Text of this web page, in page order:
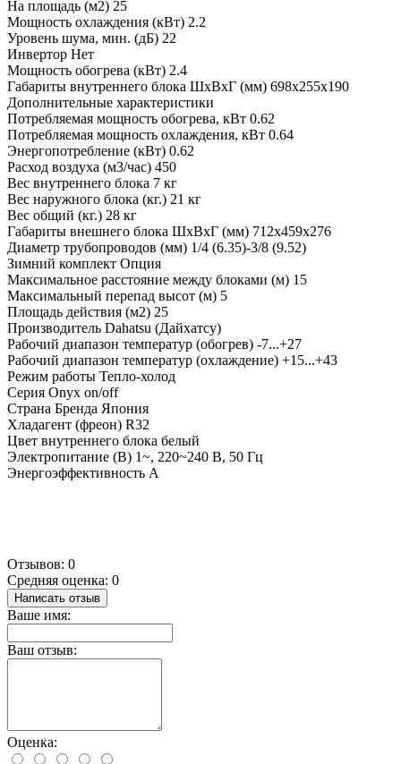
На площадь (м2) 25
Мощность охлаждения (кВт) 2.2
Уровень шума, мин. (дБ) 22
Инвертор Нет
Мощность обогрева (кВт) 2.4
Габариты внутреннего блока ШхВхГ (мм) 698x255x190
Дополнительные характеристики
Потребляемая мощность обогрева, кВт 0.62
Потребляемая мощность охлаждения, кВт 0.64
Энергопотребление (кВт) 0.62
Расход воздуха (м3/час) 450
Вес внутреннего блока 7 кг
Вес наружного блока (кг.) 21 кг
Вес общий (кг.) 28 кг
Габариты внешнего блока ШхВхГ (мм) 712x459x276
Диаметр трубопроводов (мм) 1/4 (6.35)-3/8 (9.52)
Зимний комплект Опция
Максимальное расстояние между блоками (м) 15
Максимальный перепад высот (м) 5
Площадь действия (м2) 25
Производитель Dahatsu (Дайхатсу)
Рабочий диапазон температур (обогрев) -7...+27
Рабочий диапазон температур (охлаждение) +15...+43
Режим работы Тепло-холод
Серия Onyx on/off
Страна Бренда Япония
Хладагент (фреон) R32
Цвет внутреннего блока белый
Электропитание (В) 1~, 220~240 В, 50 Гц
Энергоэффективность A
Отзывов: 0
Средняя оценка: 0
Написать отзыв
Ваше имя:
Ваш отзыв:
Оценка: